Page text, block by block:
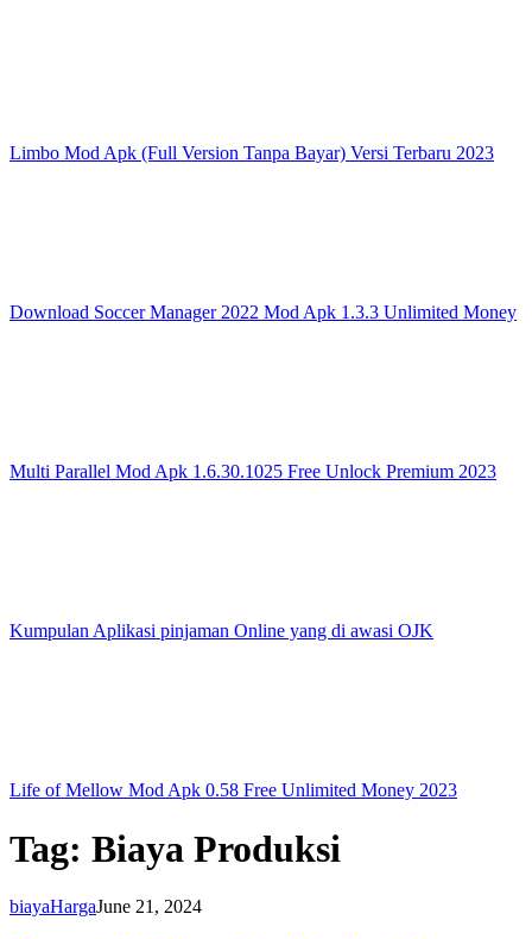
Limbo Mod Apk (Full Version Tanpa Bayar) Versi Terbaru 2023
Download Soccer Manager 2022 Mod Apk 1.3.3 Unlimited Money
Multi Parallel Mod Apk 1.6.30.1025 Free Unlock Premium 2023
Kumpulan Aplikasi pinjaman Online yang di awasi OJK
Life of Mellow Mod Apk 0.58 Free Unlimited Money 2023
Tag: Biaya Produksi
biayaHargaJune 21, 2024